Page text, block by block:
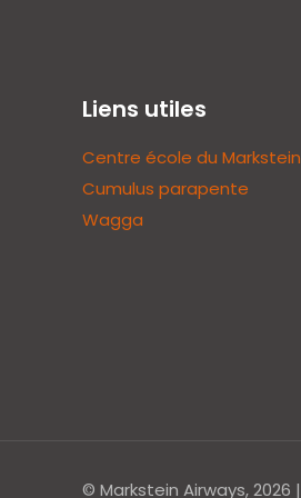
Liens utiles
Centre école du Markstein
Cumulus parapente
Wagga
© Markstein Airways, 2026 |